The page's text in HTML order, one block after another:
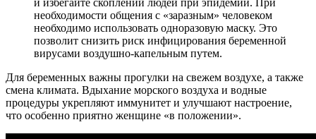
необходимости общения с «заразным» человеком
необходимо использовать одноразовую маску. Это
позволит снизить риск инфицирования беременной
вирусами воздушно-капельным путем.
Для беременных важны прогулки на свежем воздухе, а также
смена климата. Вдыхание морского воздуха и водные
процедуры укрепляют иммунитет и улучшают настроение,
что особенно приятно женщине «в положении».